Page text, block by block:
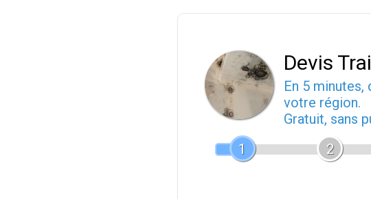
Devis
En 5 minutes,
votre région.
Gratuit, sans
1
2